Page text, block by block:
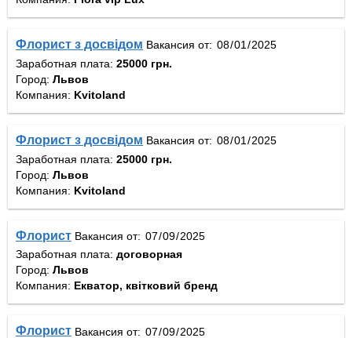
Флорист з досвідом Вакансия от:
Заработная плата: 25000 грн.
Город: Львов
Компания: Kvitoland
Флорист з досвідом Вакансия от:
Заработная плата: 25000 грн.
Город: Львов
Компания: Kvitoland
Флорист Вакансия от:
Заработная плата: договорная
Город: Львов
Компания: Екватор, квітковий бренд
Флорист Вакансия от: